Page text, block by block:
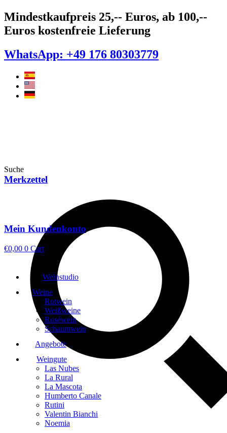
Zum
Inhalt
springen
Mindestkaufpreis 25,-- Euros, ab 100,--
Euros kostenfreie Lieferung
WhatsApp: +49 176 80303779
Suche
Merkzettel
Mein Kundenkonto
€0,00 0 Cart
Weinstudio
Weine
Rotwein
Weißweine
Roséwein
Schaumwein
Angebote
Weingute
Las Nubes
La Rural
La Mascota
Humberto Canale
Rutini
Valentin Bianchi
Noemia